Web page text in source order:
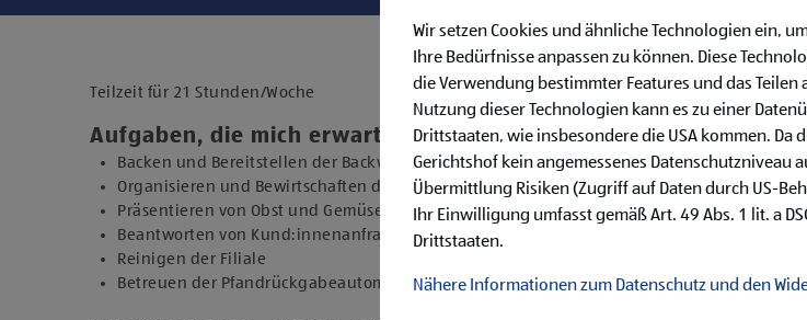
Teilzeit für 21 Stunden/Woche
Aufgaben, die mich erwarten
Backen und Bereitstellen der Backware
Organisieren und Bewirtschaften der Regale
Präsentieren von Obst und Gemüse sowie Durchführen von Qualitätskontrollen
Beantworten von Kund:innenanfragen
Reinigen der Filiale
Betreuen der Pfandrückgabeautomaten
Wir setzen Cookies und ähnliche Technologien ein,
Ihre Bedürfnisse anpassen zu können. Diese
die Verwendung bestimmter Features und das Teilen
Nutzung dieser Technologien kann es zu einer
Drittstaaten, wie insbesondere die USA kommen. Da
Gerichtshof kein angemessenes Datenschutzniveau
Übermittlung Risiken (Zugriff auf Daten durch US-
Ihr Einwilligung umfasst gemäß Art. 49 Abs. 1 lit. a
Drittstaaten.
Nähere Informationen zum Datenschutz und den